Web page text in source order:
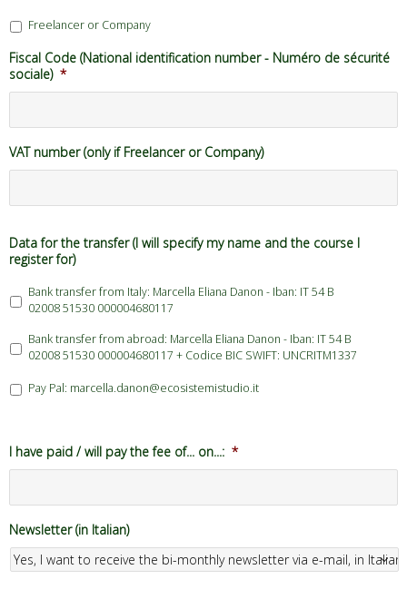
Freelancer or Company
Fiscal Code (National identification number - Numéro de sécurité
sociale) *
VAT number (only if Freelancer or Company)
Data for the transfer (I will specify my name and the course I
register for)
Bank transfer from Italy: Marcella Eliana Danon - Iban: IT 54 B
02008 51530 000004680117
Bank transfer from abroad: Marcella Eliana Danon - Iban: IT 54 B
02008 51530 000004680117 + Codice BIC SWIFT: UNCRITM1337
Pay Pal: marcella.danon@ecosistemistudio.it
I have paid / will pay the fee of... on...: *
Newsletter (in Italian)